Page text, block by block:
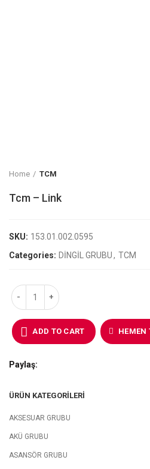
Home TCM
Tcm – Link
SKU: 153.01.002.0595
Categories: DİNGİL GRUBU, TCM
ADD TO CART HEMEN
Paylaş
ÜRÜN KATEGORILERI
AKSESUAR GRUBU
AKÜ GRUBU
ASANSÖR GRUBU